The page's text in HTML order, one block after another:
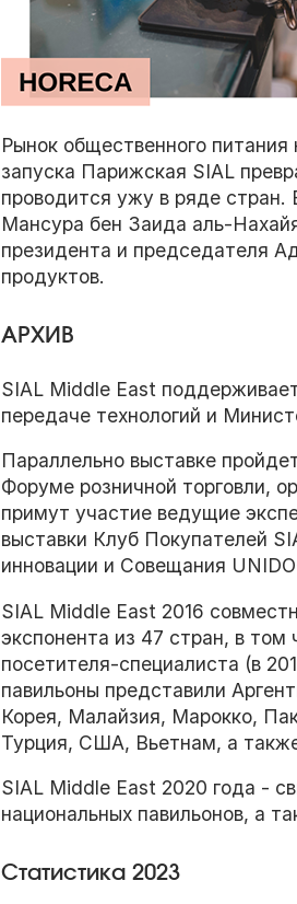
Рынок общественного
запуска Парижская SIAL
проводится ужу в ряде
Мансура бен Заида аль-
президента и председателя
продуктов.
АРХИВ
SIAL Middle East
передаче технологий и
Параллельно выставке
Форуме розничной торговли,
примут участие ведущие
выставки Клуб Покупателей
инновации и Совещания
SIAL Middle East 2016
экспонента из 47 стран, в том
посетителя-специалиста (в
павильоны представили
Корея, Малайзия, Марокко,
Турция, США, Вьетнам, а
SIAL Middle East 2020 года -
национальных павильонов, а
Статистика 2023